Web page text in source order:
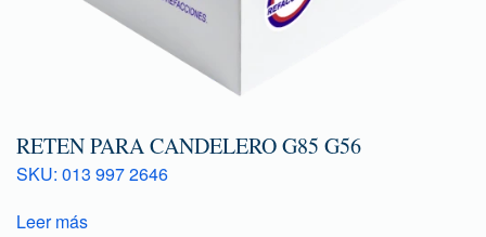
RETEN PARA CANDELERO G85 G56
SKU: 013 997 2646
Leer más